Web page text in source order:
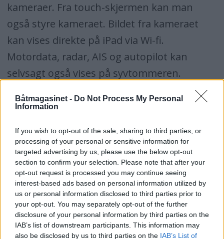
Båtmagasinet - Do Not Process My Personal
Information
If you wish to opt-out of the sale, sharing to third parties, or
processing of your personal or sensitive information for
targeted advertising by us, please use the below opt-out
section to confirm your selection. Please note that after your
opt-out request is processed you may continue seeing
interest-based ads based on personal information utilized by
us or personal information disclosed to third parties prior to
your opt-out. You may separately opt-out of the further
disclosure of your personal information by third parties on the
IAB’s list of downstream participants. This information may
also be disclosed by us to third parties on the IAB’s List of
kameraer. Fra touch-skjermen kan man
også styre kameraet. Bildet fra kameraet
kan vises direkte på iPad via Wi-fi.
Motordata, radar, AIS og autopilot kan
selvsagt også vises på syvtommeren.
Opp til seks displayer kan kobles sammen,
og i tillegg snakker e7 med E- (wide) og G-
med disse.
Fjernkontrollen kan festes på rattet, eller
henges i en snor rundt halsen.
Visuelt er e7 en god del syvmilssteg penere